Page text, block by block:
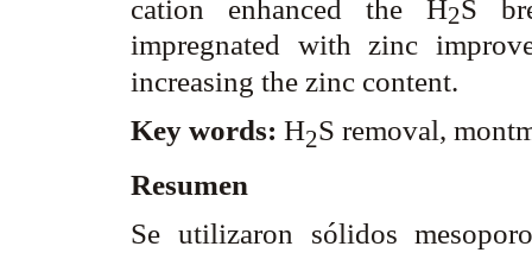
cation enhanced the H2S
impregnated with zinc
increasing the zinc content.
Key words: H2S removal,
Resumen
Se utilizaron sólidos